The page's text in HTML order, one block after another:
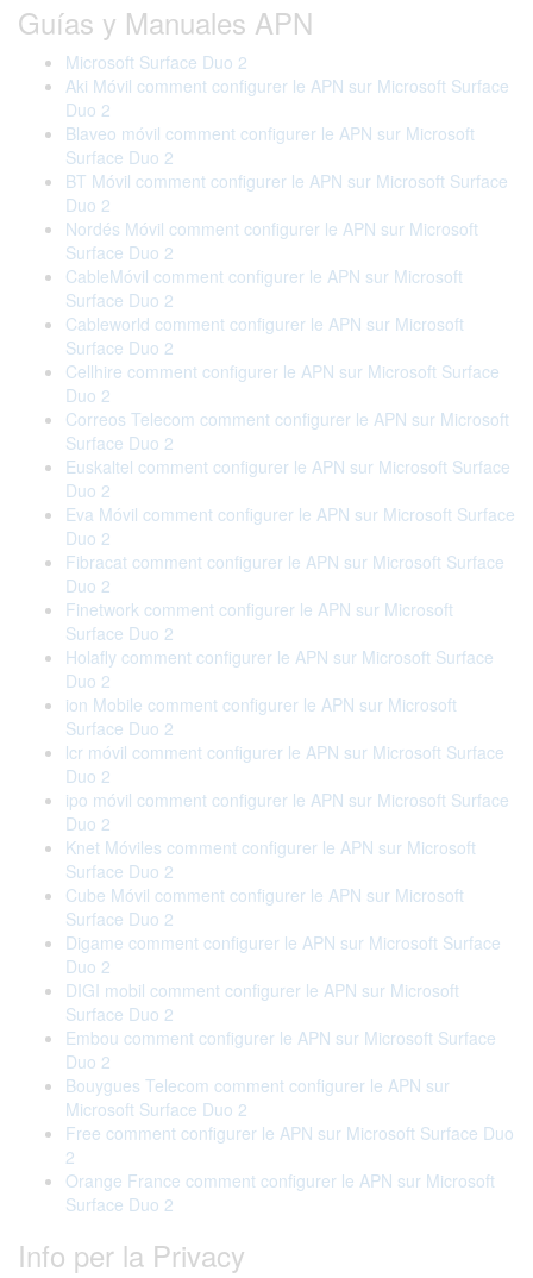
Guías y Manuales APN
Microsoft Surface Duo 2
Aki Móvil comment configurer le APN sur Microsoft Surface
Duo 2
Blaveo móvil comment configurer le APN sur Microsoft
Surface Duo 2
BT Móvil comment configurer le APN sur Microsoft Surface
Duo 2
Nordés Móvil comment configurer le APN sur Microsoft
Surface Duo 2
CableMóvil comment configurer le APN sur Microsoft
Surface Duo 2
Cableworld comment configurer le APN sur Microsoft
Surface Duo 2
Cellhire comment configurer le APN sur Microsoft Surface
Duo 2
Correos Telecom comment configurer le APN sur Microsoft
Surface Duo 2
Euskaltel comment configurer le APN sur Microsoft Surface
Duo 2
Eva Móvil comment configurer le APN sur Microsoft Surface
Duo 2
Fibracat comment configurer le APN sur Microsoft Surface
Duo 2
Finetwork comment configurer le APN sur Microsoft
Surface Duo 2
Holafly comment configurer le APN sur Microsoft Surface
Duo 2
ion Mobile comment configurer le APN sur Microsoft
Surface Duo 2
lcr móvil comment configurer le APN sur Microsoft Surface
Duo 2
ipo móvil comment configurer le APN sur Microsoft Surface
Duo 2
Knet Móviles comment configurer le APN sur Microsoft
Surface Duo 2
Cube Móvil comment configurer le APN sur Microsoft
Surface Duo 2
Digame comment configurer le APN sur Microsoft Surface
Duo 2
DIGI mobil comment configurer le APN sur Microsoft
Surface Duo 2
Embou comment configurer le APN sur Microsoft Surface
Duo 2
Bouygues Telecom comment configurer le APN sur
Microsoft Surface Duo 2
Free comment configurer le APN sur Microsoft Surface Duo
2
Orange France comment configurer le APN sur Microsoft
Surface Duo 2
Info per la Privacy